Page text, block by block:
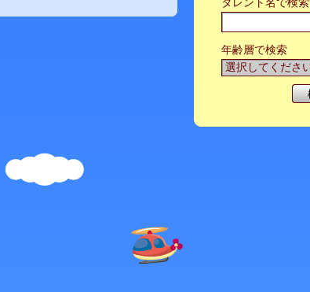
年齢層で検索